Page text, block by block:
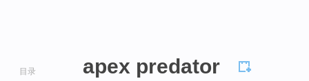
目录 apex predator